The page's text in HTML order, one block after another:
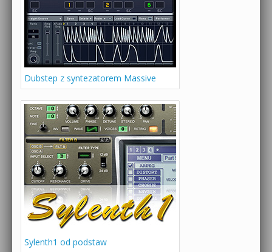
Dubstep z syntezatorem Massive
Sylenth1 od podstaw